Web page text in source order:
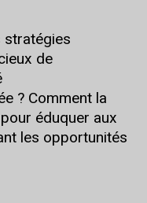
stratégies
de
? Comment la
éduquer aux
les opportunités